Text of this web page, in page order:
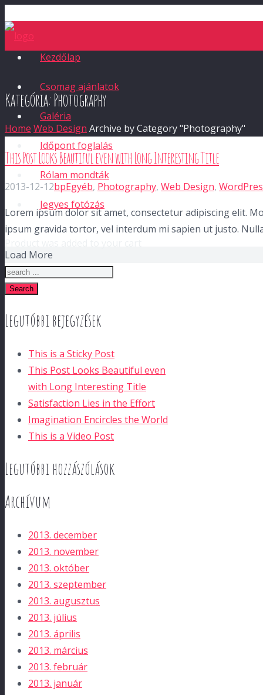
Kezdőlap
Csomag ajánlatok
Galéria
Időpont foglalás
Rólam mondták
Jegyes fotózás
Kategória:Photography
Home Web Design Archive by Category "Photography"
This Post Looks Beautiful even with Long Interesting Title
2013-12-12bpEgyéb, Photography, Web Design,
Lorem ipsum dolor sit amet, consectetur adipiscing elit.
ipsum gravida tortor, vel interdum mi sapien ut justo.
Load More
Search
Legutóbbi bejegyzések
This is a Sticky Post
This Post Looks Beautiful even
with Long Interesting Title
Satisfaction Lies in the Effort
Imagination Encircles the World
This is a Video Post
Legutóbbi hozzászólások
Archívum
2013. december
2013. november
2013. október
2013. szeptember
2013. augusztus
2013. július
2013. április
2013. március
2013. február
2013. január